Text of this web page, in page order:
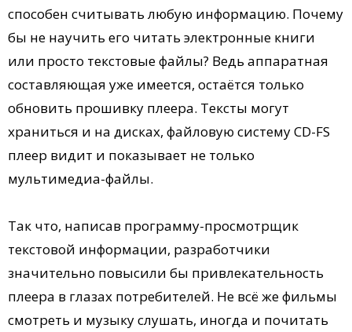
способен считывать любую информацию. Почему
бы не научить его читать электронные книги
или просто текстовые файлы? Ведь аппаратная
составляющая уже имеется, остаётся только
обновить прошивку плеера. Тексты могут
храниться и на дисках, файловую систему CD-FS
плеер видит и показывает не только
мультимедиа-файлы.
Так что, написав программу-просмотрщик
текстовой информации, разработчики
значительно повысили бы привлекательность
плеера в глазах потребителей. Не всё же фильмы
смотреть и музыку слушать, иногда и почитать